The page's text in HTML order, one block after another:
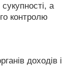
а
контролю
доходів і